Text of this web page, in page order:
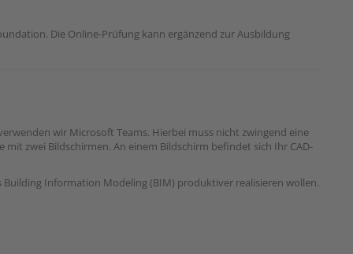
Die Online-Prüfung kann ergänzend zur Ausbildung
wir Microsoft Teams. Hierbei muss nicht zwingend eine
zwei Bildschirmen. An einem Bildschirm befindet sich Ihr CAD-
Information Modeling (BIM) produktiver realisieren wollen.